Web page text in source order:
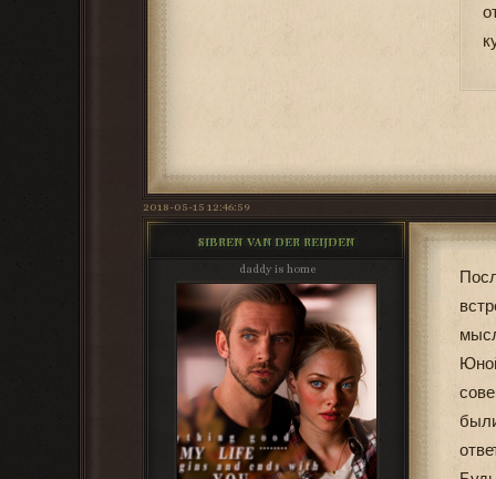
2018-05-15 12:46:59
SIBREN VAN DER REIJDEN
daddy is home